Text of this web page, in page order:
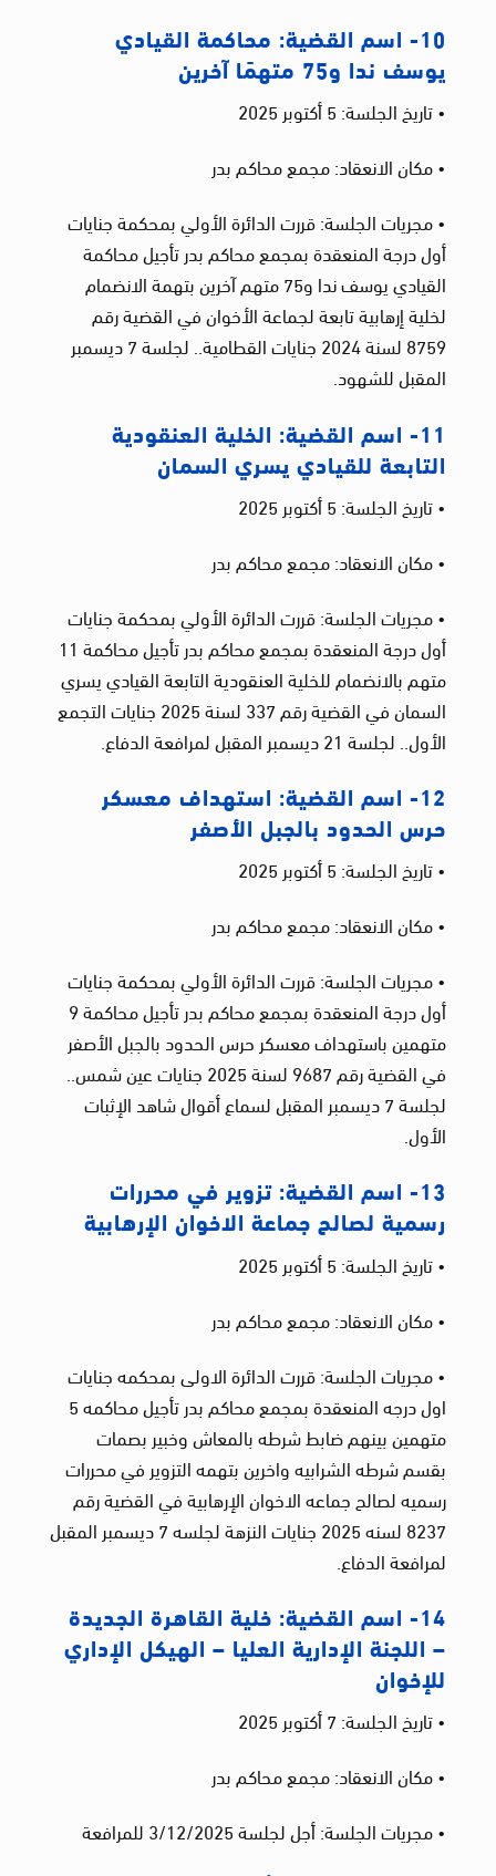
10- اسم القضية: محاكمة القيادي
يوسف ندا و75 متهمًا آخرين
• تاريخ الجلسة: 5 أكتوبر 2025
• مكان الانعقاد: مجمع محاكم بدر
• مجريات الجلسة: قررت الدائرة الأولي بمحكمة جنايات
أول درجة المنعقدة بمجمع محاكم بدر تأجيل محاكمة
القيادي يوسف ندا و75 متهم آخرين بتهمة الانضمام
لخلية إرهابية تابعة لجماعة الأخوان في القضية رقم
8759 لسنة 2024 جنايات القطامية.. لجلسة 7 ديسمبر
المقبل للشهود.
11- اسم القضية: الخلية العنقودية
التابعة للقيادي يسري السمان
• تاريخ الجلسة: 5 أكتوبر 2025
• مكان الانعقاد: مجمع محاكم بدر
• مجريات الجلسة: قررت الدائرة الأولي بمحكمة جنايات
أول درجة المنعقدة بمجمع محاكم بدر تأجيل محاكمة 11
متهم بالانضمام للخلية العنقودية التابعة القيادي يسري
السمان في القضية رقم 337 لسنة 2025 جنايات التجمع
الأول.. لجلسة 21 ديسمبر المقبل لمرافعة الدفاع.
12- اسم القضية: استهداف معسكر
حرس الحدود بالجبل الأصفر
• تاريخ الجلسة: 5 أكتوبر 2025
• مكان الانعقاد: مجمع محاكم بدر
• مجريات الجلسة: قررت الدائرة الأولي بمحكمة جنايات
أول درجة المنعقدة بمجمع محاكم بدر تأجيل محاكمة 9
متهمين باستهداف معسكر حرس الحدود بالجبل الأصفر
في القضية رقم 9687 لسنة 2025 جنايات عين شمس..
لجلسة 7 ديسمبر المقبل لسماع أقوال شاهد الإثبات
الأول.
13- اسم القضية: تزوير في محررات
رسمية لصالح جماعة الاخوان الإرهابية
• تاريخ الجلسة: 5 أكتوبر 2025
• مكان الانعقاد: مجمع محاكم بدر
• مجريات الجلسة: قررت الدائرة الاولى بمحكمه جنايات
اول درجه المنعقدة بمجمع محاكم بدر تأجيل محاكمه 5
متهمين بينهم ضابط شرطه بالمعاش وخبير بصمات
بقسم شرطه الشرابيه واخرين بتهمه التزوير في محررات
رسميه لصالح جماعه الاخوان الإرهابية في القضية رقم
8237 لسنه 2025 جنايات النزهة لجلسه 7 ديسمبر المقبل
لمرافعة الدفاع.
14- اسم القضية: خلية القاهرة الجديدة
– اللجنة الإدارية العليا – الهيكل الإداري
للإخوان
• تاريخ الجلسة: 7 أكتوبر 2025
• مكان الانعقاد: مجمع محاكم بدر
• مجريات الجلسة: أجل لجلسة 3/12/2025 للمرافعة